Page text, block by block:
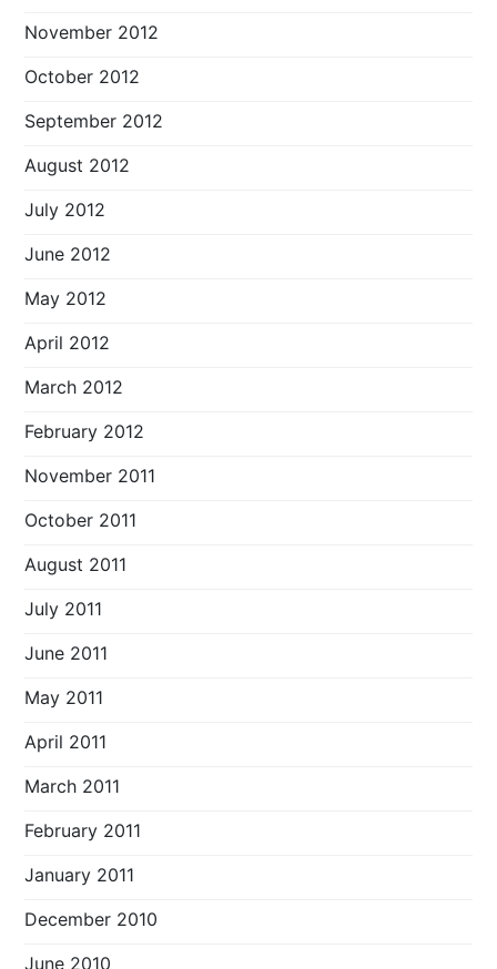
November 2012
October 2012
September 2012
August 2012
July 2012
June 2012
May 2012
April 2012
March 2012
February 2012
November 2011
October 2011
August 2011
July 2011
June 2011
May 2011
April 2011
March 2011
February 2011
January 2011
December 2010
June 2010